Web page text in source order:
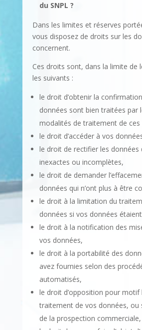
du SNPL ?
Dans les limites et réserves
vous disposez de droits sur les
concernent.
Ces droits sont, dans la limite de
les suivants :
le droit d’obtenir la
données sont bien traitées par
modalités de traitement de ces
le droit d’accéder à vos
le droit de rectifier les données
inexactes ou incomplètes,
le droit de demander
données qui n’ont plus à être
le droit à la limitation du
données si vos données
le droit à la notification des
vos données,
le droit à la portabilité des
avez fournies selon des
automatisés,
le droit d’opposition pour motif
traitement de vos données, ou
de la prospection commerciale,